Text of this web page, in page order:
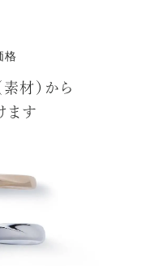
格
材）から
ます